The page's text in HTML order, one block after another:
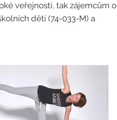
veřejnosti, tak zájemcům o
dětí (74-033-M) a